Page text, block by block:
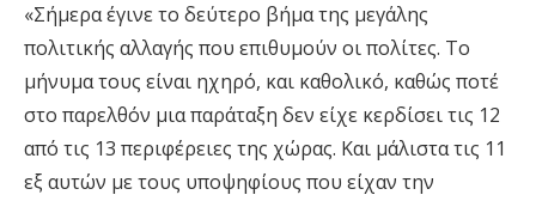
«Σήμερα έγινε το δεύτερο βήμα της μεγάλης
πολιτικής αλλαγής που επιθυμούν οι πολίτες. Το
μήνυμα τους είναι ηχηρό, και καθολικό, καθώς ποτέ
στο παρελθόν μια παράταξη δεν είχε κερδίσει τις 12
από τις 13 περιφέρειες της χώρας. Και μάλιστα τις 11
εξ αυτών με τους υποψηφίους που είχαν την